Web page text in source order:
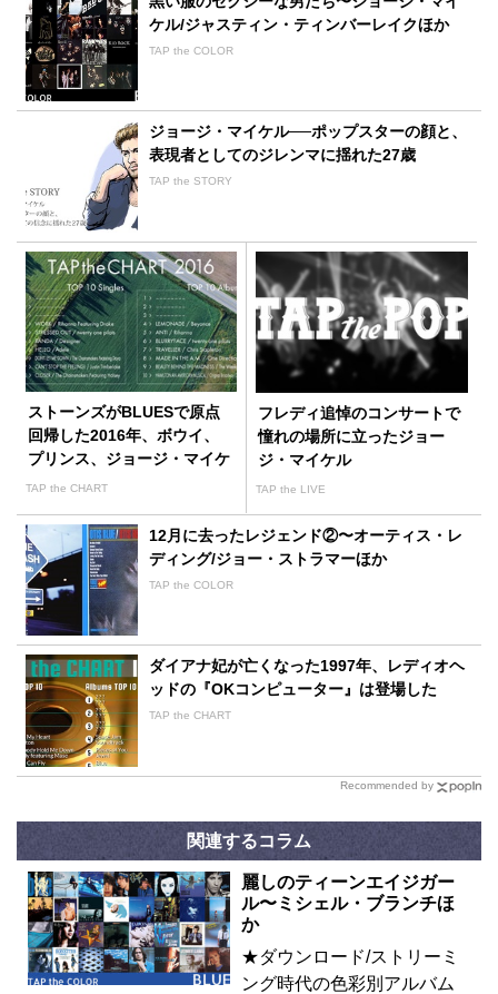
ケル/ジャスティン・ティンバーレイクほか
TAP the COLOR
ジョージ・マイケル──ポップスターの顔と、
表現者としてのジレンマに揺れた27歳
TAP the STORY
ストーンズがBLUESで原点
回帰した2016年、ボウイ、
プリンス、ジョージ・マイケ
ルが逝く
TAP the CHART
フレディ追悼のコンサートで
憧れの場所に立ったジョー
ジ・マイケル
TAP the LIVE
12月に去ったレジェンド②〜オーティス・レ
ディング/ジョー・ストラマーほか
TAP the COLOR
ダイアナ妃が亡くなった1997年、レディオヘ
ッドの『OKコンピューター』は登場した
TAP the CHART
Recommended by
関連するコラム
麗しのティーンエイジガー
ル〜ミシェル・ブランチほ
か
★ダウンロード/ストリーミ
ング時代の色彩別アルバム